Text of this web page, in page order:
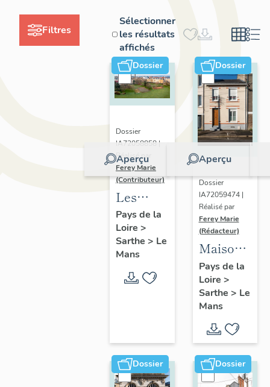
Filtres
Sélectionner
les résultats
affichés
Dossier
Aperçu
Dossier
IA72058858 |
Réalisé par
Ferey Marie
(Contributeur)
Les
faubourgs
du Mans
:
de
Pays de la
Loire >
Sarthe > Le
Mans
Dossier
Aperçu
Dossier
IA72059474 |
Réalisé par
Ferey Marie
(Rédacteur)
Maisons
"H.B.M"
modèle
Levesque
Pays de la
Loire >
Sarthe > Le
Mans
Dossier Dossier